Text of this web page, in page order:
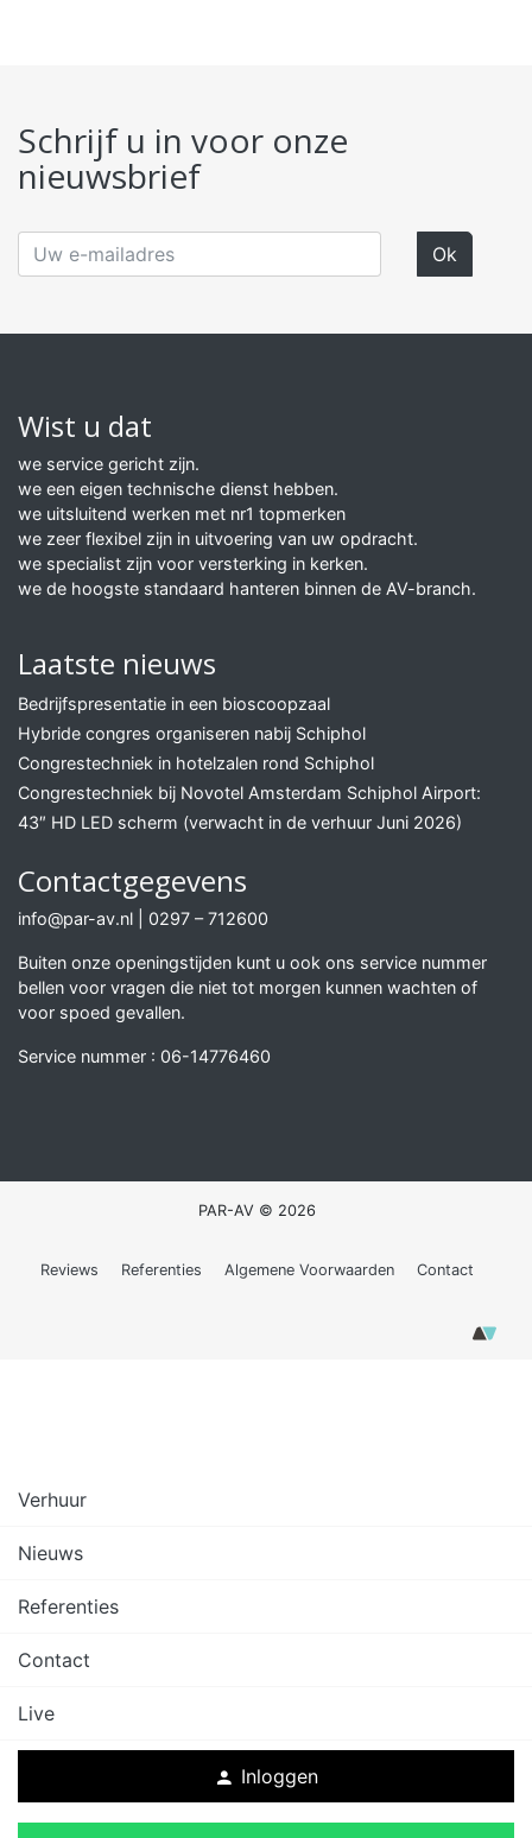
Schrijf u in voor onze
nieuwsbrief
Wist u dat
we service gericht zijn.
we een eigen technische dienst hebben.
we uitsluitend werken met nr1 topmerken
we zeer flexibel zijn in uitvoering van uw opdracht.
we specialist zijn voor versterking in kerken.
we de hoogste standaard hanteren binnen de AV-branch.
Laatste nieuws
Bedrijfspresentatie in een bioscoopzaal
Hybride congres organiseren nabij Schiphol
Congrestechniek in hotelzalen rond Schiphol
Congrestechniek bij Novotel Amsterdam Schiphol Airport:
43″ HD LED scherm (verwacht in de verhuur Juni 2026)
Contactgegevens
info@par-av.nl 0297 – 712600
Buiten onze openingstijden kunt u ook ons service nummer
bellen voor vragen die niet tot morgen kunnen wachten of
voor spoed gevallen.
Service nummer : 06-14776460
PAR-AV © 2026
Reviews Referenties Algemene Voorwaarden Contact
Verhuur
Nieuws
Referenties
Contact
Live
person Inloggen